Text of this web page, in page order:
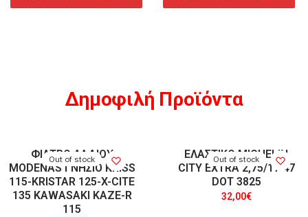
Δημοφιλή Προϊόντα
Out of stock
ΦΙΛΤΡΟ ΛΑΔΙΟΥ
MODENAS ΓΝΗΣΙΟ KRISS
115-KRISTAR 125-X-CITE
135 KAWASAKI KAZE-R
115
Out of stock
ΕΛΑΣΤΙΚΟ MICHELIN
CITY EXTRA 2,75/17 47
DOT 3825
32,00€